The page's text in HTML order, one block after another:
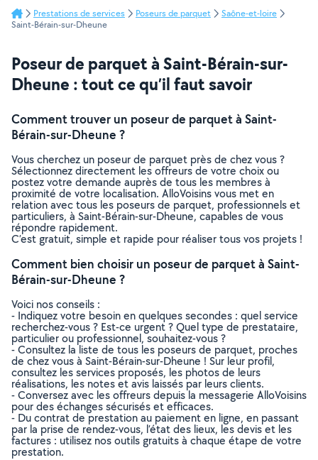
Prestations de services Poseurs de parquet
Saône-et-loire
Saint-Bérain-sur-Dheune
Poseur de parquet à Saint-Bérain-sur-
Dheune : tout ce qu’il faut savoir
Comment trouver un poseur de parquet à Saint-
Bérain-sur-Dheune ?
Vous cherchez un poseur de parquet près de chez vous ?
Sélectionnez directement les offreurs de votre choix ou
postez votre demande auprès de tous les membres à
proximité de votre localisation. AlloVoisins vous met en
relation avec tous les poseurs de parquet, professionnels et
particuliers, à Saint-Bérain-sur-Dheune, capables de vous
répondre rapidement.
C’est gratuit, simple et rapide pour réaliser tous vos projets !
Comment bien choisir un poseur de parquet à Saint-
Bérain-sur-Dheune ?
Voici nos conseils :
- Indiquez votre besoin en quelques secondes : quel service
recherchez-vous ? Est-ce urgent ? Quel type de prestataire,
particulier ou professionnel, souhaitez-vous ?
- Consultez la liste de tous les poseurs de parquet, proches
de chez vous à Saint-Bérain-sur-Dheune ! Sur leur profil,
consultez les services proposés, les photos de leurs
réalisations, les notes et avis laissés par leurs clients.
- Conversez avec les offreurs depuis la messagerie AlloVoisins
pour des échanges sécurisés et efficaces.
- Du contrat de prestation au paiement en ligne, en passant
par la prise de rendez-vous, l’état des lieux, les devis et les
factures : utilisez nos outils gratuits à chaque étape de votre
prestation.